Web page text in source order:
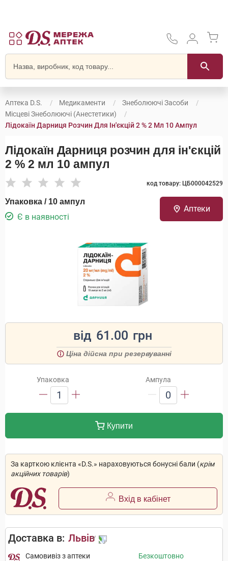
Аптека D.S. Медикаменти
Знеболюючі Засоби
Місцеві Знеболюючі (анестетики)
Лідокаїн Дарниця Розчин Для Ін'єкцій 2 % 2 Мл 10 Ампул
Лідокаїн Дарниця розчин для ін'єкцій
2 % 2 мл 10 ампул
код товару: ЦБ000042529
Упаковка / 10 ампул
Є в наявності
Аптеки
від 61.00 грн
Ціна дійсна при резервуванні
Упаковка
1
Ампула
0
Купити
За карткою клієнта «D.S.» нараховуються бонусні бали (крім
акційних товарів)
Вхід в кабінет
Доставка в: Львів
Самовивіз з аптеки Безкоштовно